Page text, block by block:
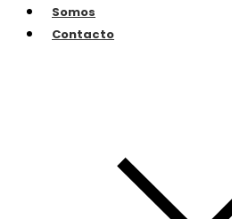
Somos
Contacto